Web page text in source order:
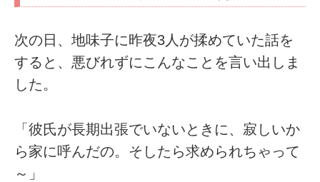
次の日、地味子に昨夜3人が揉めていた話を
すると、悪びれずにこんなことを言い出しま
した。
「彼氏が長期出張でいないときに、寂しいか
ら家に呼んだの。そしたら求められちゃって
～」